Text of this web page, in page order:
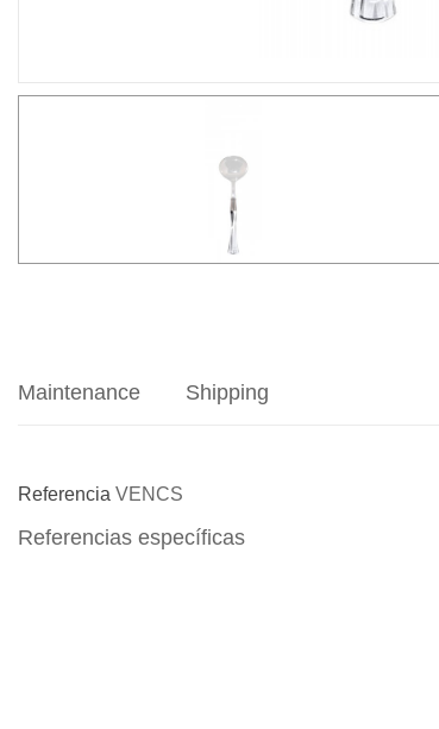
Maintenance Shipping
Referencia VENCS
Referencias específicas